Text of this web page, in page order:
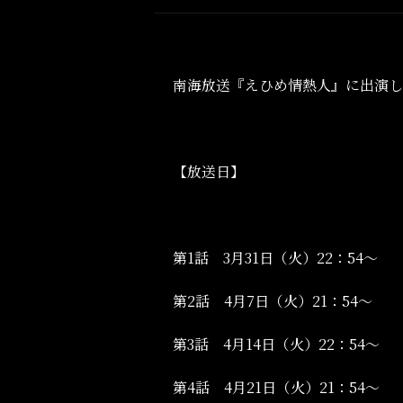
南海放送『えひめ情熱人』に出演
【放送日】
第1話 3月31日（火）22：54～
第2話 4月7日（火）21：54～
第3話 4月14日（火）22：54～
第4話 4月21日（火）21：54～